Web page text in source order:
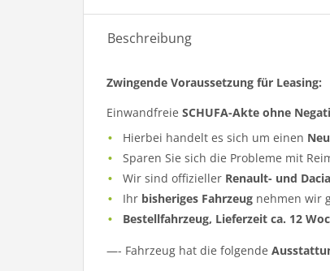
Beschreibung
Zwingende Voraussetzung für Leasing:
Einwandfreie SCHUFA-Akte ohne
Hierbei handelt es sich um einen
Sparen Sie sich die Probleme mit
Wir sind offizieller Renault- und
Ihr bisheriges Fahrzeug nehmen wir
Bestellfahrzeug, Lieferzeit ca. 12
—- Fahrzeug hat die folgende